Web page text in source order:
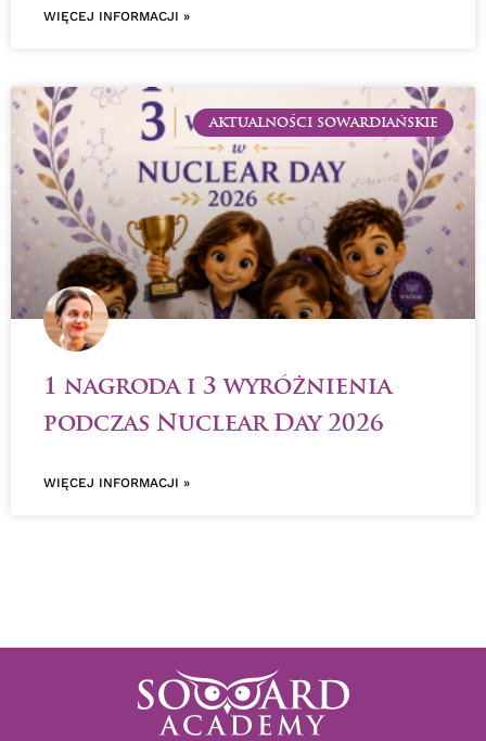
WIĘCEJ INFORMACJI »
AKTUALNOŚCI SOWARDIAŃSKIE
1 nagroda i 3 wyróżnienia
podczas Nuclear Day 2026
WIĘCEJ INFORMACJI »